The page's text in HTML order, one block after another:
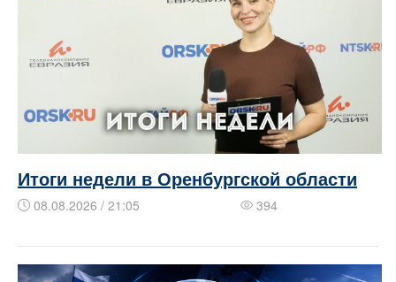
Итоги недели в Оренбургской области
08.08.2026 / 21:05 394